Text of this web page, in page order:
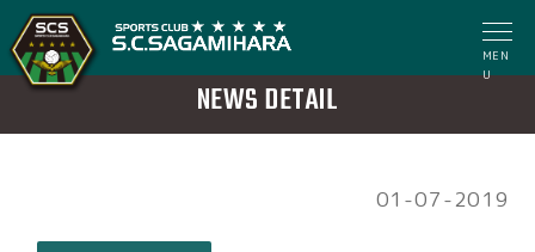
MEN
U
NEWS DETAIL
01-07-2019